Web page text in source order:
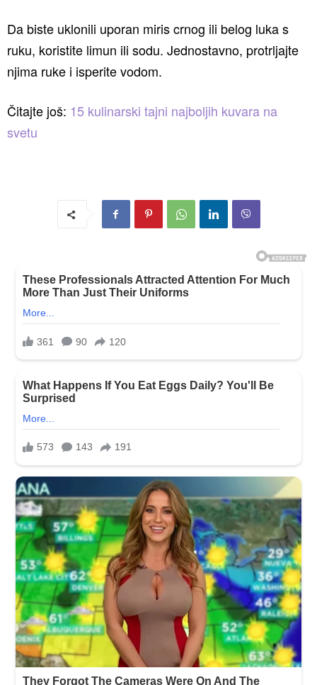
Da biste uklonili uporan miris crnog ili belog luka s
ruku, koristite limun ili sodu. Jednostavno, protrljajte
njima ruke i isperite vodom.
Čitajte još: 15 kulinarski tajni najboljih kuvara na
svetu